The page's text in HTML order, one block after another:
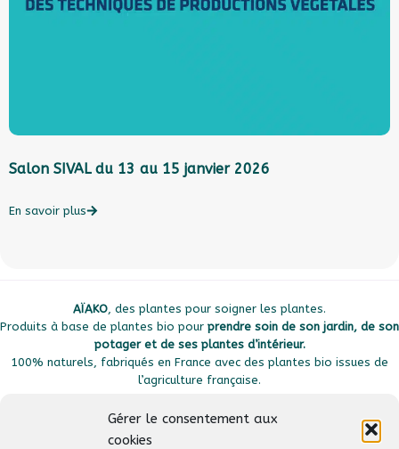
Gérer le consentement aux
cookies
Salon SIVAL du 13 au 15 janvier 2026
En savoir plus
AÏAKO, des plantes pour soigner les plantes.
Produits à base de plantes bio pour prendre soin de son jardin, de son
potager et de ses plantes d’intérieur.
100% naturels, fabriqués en France avec des plantes bio issues de
l’agriculture française.